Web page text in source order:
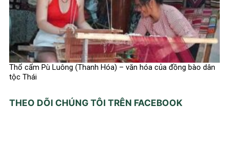
Thổ cẩm Pù Luông (Thanh Hóa) – văn hóa của đồng bào dân
tộc Thái
THEO DÕI CHÚNG TÔI TRÊN FACEBOOK